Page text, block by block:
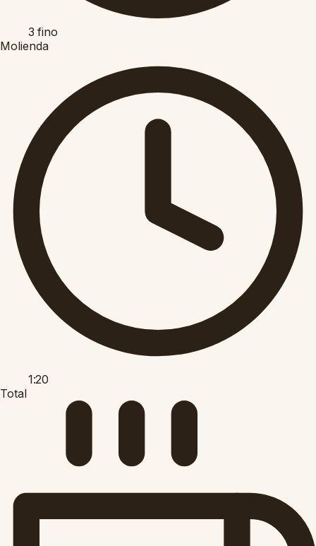
3fino
Molienda
1:20
Total